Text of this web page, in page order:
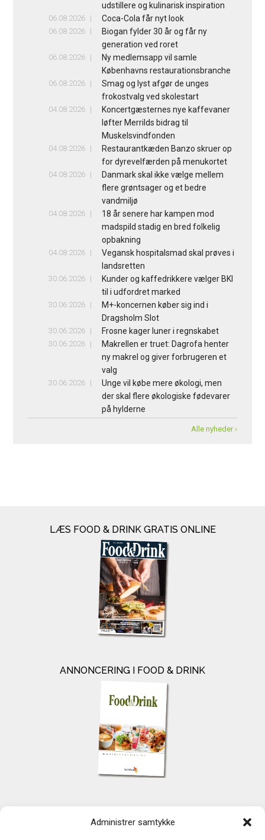
Administrer samtykke
udstillere og kulinarisk inspiration
06.08.2026 Coca-Cola får nyt look
06.08.2026
Biogan fylder 30 år og får ny
generation ved roret
06.08.2026
Ny medlemsapp vil samle
Københavns restaurationsbranche
06.08.2026
Smag og lyst afgør de unges
frokostvalg ved skolestart
04.08.2026
Koncertgæsternes nye kaffevaner
løfter Merrilds bidrag til
Muskelsvindfonden
04.08.2026
Restaurantkæden Banzo skruer op
for dyrevelfærden på menukortet
04.08.2026
Danmark skal ikke vælge mellem
flere grøntsager og et bedre
vandmiljø
04.08.2026
18 år senere har kampen mod
madspild stadig en bred folkelig
opbakning
04.08.2026
Vegansk hospitalsmad skal prøves i
landsretten
30.06.2026
Kunder og kaffedrikkere vælger BKI
til i udfordret marked
30.06.2026
M+-koncernen køber sig ind i
Dragsholm Slot
30.06.2026 Frosne kager luner i regnskabet
30.06.2026
Makrellen er truet: Dagrofa henter
ny makrel og giver forbrugeren et
valg
30.06.2026
Unge vil købe mere økologi, men
der skal flere økologiske fødevarer
på hylderne
Alle nyheder ›
LÆS FOOD & DRINK GRATIS ONLINE
ANNONCERING I FOOD & DRINK
TechMedia A/S